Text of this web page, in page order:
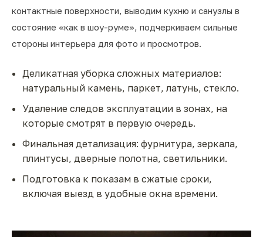
контактные поверхности, выводим кухню и санузлы в
состояние «как в шоу-руме», подчеркиваем сильные
стороны интерьера для фото и просмотров.
Деликатная уборка сложных материалов:
натуральный камень, паркет, латунь, стекло.
Удаление следов эксплуатации в зонах, на
которые смотрят в первую очередь.
Финальная детализация: фурнитура, зеркала,
плинтусы, дверные полотна, светильники.
Подготовка к показам в сжатые сроки,
включая выезд в удобные окна времени.